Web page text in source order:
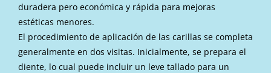
duradera pero económica y rápida para mejoras
estéticas menores.
El procedimiento de aplicación de las carillas se completa
generalmente en dos visitas. Inicialmente, se prepara el
diente, lo cual puede incluir un leve tallado para un